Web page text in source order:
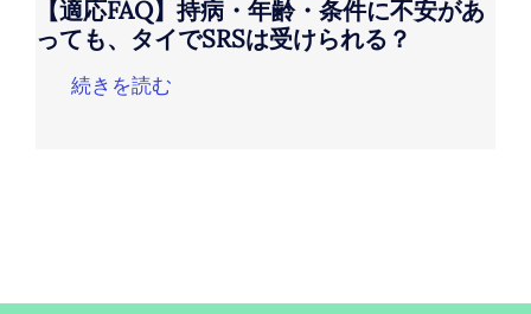
【適応FAQ】持病・年齢・条件に不安があ
っても、タイでSRSは受けられる？
続きを読む